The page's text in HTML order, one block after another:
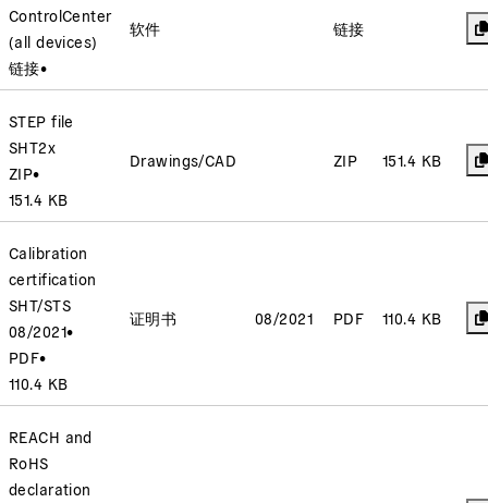
ControlCenter
(all devices)
链接•
软件 链接
STEP file
SHT2x
ZIP•
151.4 KB
Drawings/CAD ZIP 151.4 KB
Calibration
certification
SHT/STS
08/2021•
PDF•
110.4 KB
证明书 08/2021 PDF 110.4 KB
REACH and
RoHS
declaration